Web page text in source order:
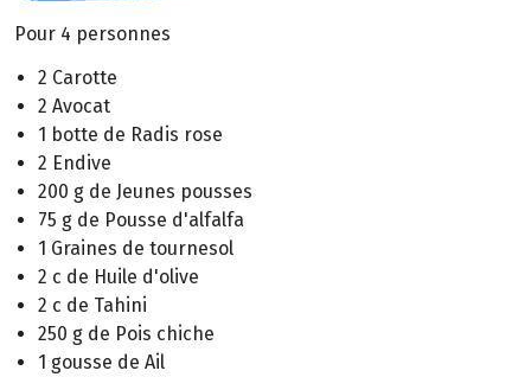
Pour 4 personnes
2 Carotte
2 Avocat
1 botte de Radis rose
2 Endive
200 g de Jeunes pousses
75 g de Pousse d'alfalfa
1 Graines de tournesol
2 c de Huile d'olive
2 c de Tahini
250 g de Pois chiche
1 gousse de Ail